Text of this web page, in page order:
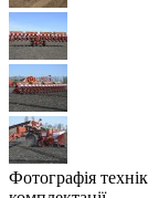
Фотографія